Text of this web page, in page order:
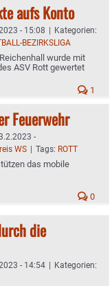
aufs Konto
- 15:08 | Kategorien:
BEZIRKSLIGA
wurde mit
ASV Rott gewertet
1
Feuerwehr
-
WS | Tags: ROTT
das mobile
0
die
- 14:54 | Kategorien: